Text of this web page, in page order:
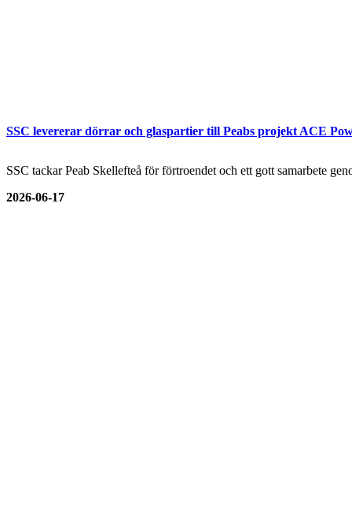
SSC levererar dörrar och glaspartier till Peabs projekt ACE
SSC tackar Peab Skellefteå för förtroendet och ett gott samarbete
2026-06-17